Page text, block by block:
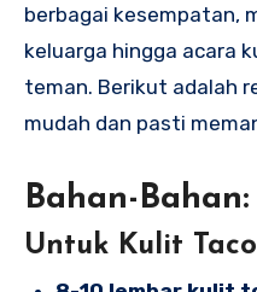
berbagai kesempatan,
keluarga hingga acara
teman. Berikut adalah
mudah dan pasti
Bahan-Bahan:
Untuk Kulit